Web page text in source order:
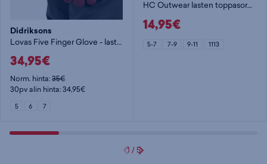
Didriksons
Lovas Five Finger Glove - lasten toppasormikas
34,95€
Norm. hinta:35€
30pv alin hinta: 34,95€
5 6 7
HC Outwear lasten toppasormikkaat
14,95€
5-7 7-9 9-11 1113
1 /5